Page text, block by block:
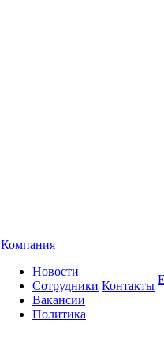
Компания
Новости
Сотрудники
Вакансии
Политика
Контакты